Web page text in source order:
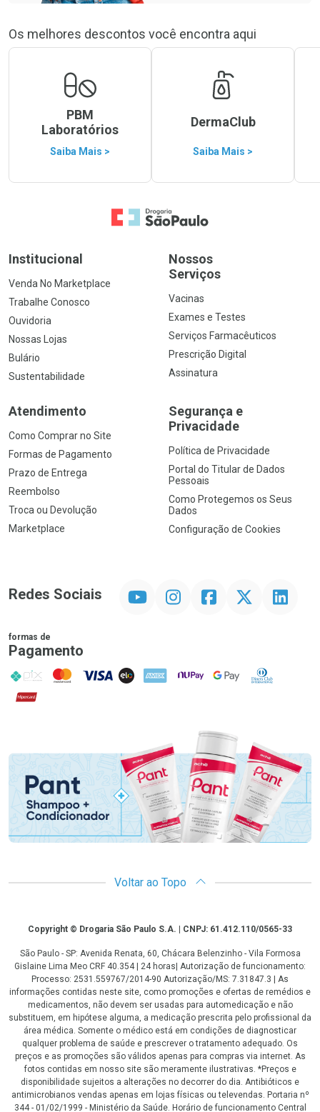
Os melhores descontos você encontra aqui
PBM
Laboratórios
Saiba Mais >
DermaClub
Saiba Mais >
Ir para a Home
Institucional
Venda No Marketplace
Trabalhe Conosco
Ouvidoria
Nossas Lojas
Bulário
Sustentabilidade
Nossos
Serviços
Vacinas
Exames e Testes
Serviços Farmacêuticos
Prescrição Digital
Assinatura
Atendimento
Como Comprar no Site
Formas de Pagamento
Prazo de Entrega
Reembolso
Troca ou Devolução
Marketplace
Segurança e
Privacidade
Política de Privacidade
Portal do Titular de Dados
Pessoais
Como Protegemos os Seus
Dados
Configuração de Cookies
Redes Sociais InstagramFacebookTwitter Linkedin
formas de
Pagamento
PIX MasterCard
VISA ELO AMEX NuPay Google PayDiners Club
Hipercard
Promoção em Destaque
Voltar ao Topo
CopyrightCopyright © Drogaria São Paulo S.A. | CNPJ: 61.412.110/0565-33
São Paulo - SP: Avenida Renata, 60, Chácara Belenzinho - Vila Formosa
Gislaine Lima Meo CRF 40.354 | 24 horas| Autorização de funcionamento:
Processo: 2531.559767/2014-90 Autorização/MS: 7.31847.3 | As
informações contidas neste site, como promoções e ofertas de remédios e
medicamentos, não devem ser usadas para automedicação e não
substituem, em hipótese alguma, a medicação prescrita pelo profissional da
área médica. Somente o médico está em condições de diagnosticar
qualquer problema de saúde e prescrever o tratamento adequado. Os
preços e as promoções são válidos apenas para compras via internet. As
fotos contidas em nosso site são meramente ilustrativas. *Preços e
disponibilidade sujeitos a alterações no decorrer do dia. Antibióticos e
antimicrobianos vendas apenas em lojas físicas ou televendas. Portaria nº
344 - 01/02/1999 - Ministério da Saúde. Horário de funcionamento Central